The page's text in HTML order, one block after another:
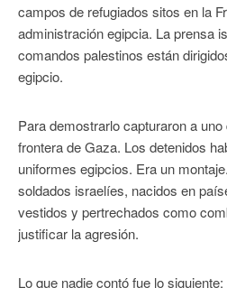
campos de refugiados sitos en la
administración egipcia. La prensa
comandos palestinos están
egipcio.
Para demostrarlo capturaron a
frontera de Gaza. Los detenidos
uniformes egipcios. Era un
soldados israelíes, nacidos en
vestidos y pertrechados como
justificar la agresión.
Lo que nadie contó fue lo